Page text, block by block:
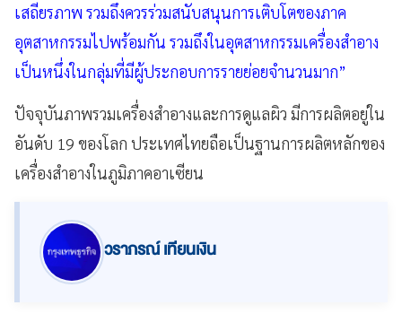
เสถียรภาพ รวมถึงควรร่วมสนับสนุนการเติบโตของภาค
อุตสาหกรรมไปพร้อมกัน รวมถึงในอุตสาหกรรมเครื่องสำอาง
เป็นหนึ่งในกลุ่มที่มีผู้ประกอบการรายย่อยจำนวนมาก”
ปัจจุบันภาพรวมเครื่องสำอางและการดูแลผิว มีการผลิตอยู่ใน
อันดับ 19 ของโลก ประเทศไทยถือเป็นฐานการผลิตหลักของ
เครื่องสำอางในภูมิภาคอาเซียน
วราภรณ์ เทียนเงิน